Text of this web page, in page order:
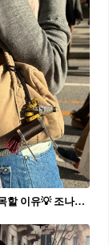
26년 디올 참 주목할 이유💡 조나단 앤더슨이 새롭게 보여주는🐌🌷행운의 아이템, 참 디올이 새롭게 선보인 백 참은 줄자, 실, 핀, 가위, 단추 등 재봉 도구를 재해석해 말, 달팽이, 장미, 데이지 등 다양한 형태로 구성되었습니다. 무슈 디올이 행운의 부적으로 여겼던 상징들 역시 현대적 감각의 행운 아이템으로 재해석해 담아냈죠. 가방에 작은 참 하나만 더해도 디올 특유의 감성을 쉽게 즐길 수 있는 스타일링 포인트가 되니, 확인해 보세요.